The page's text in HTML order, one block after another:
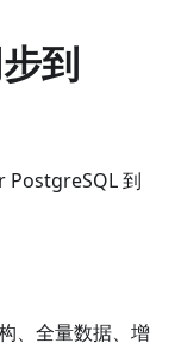
到
PostgreSQL 到
、全量数据、增